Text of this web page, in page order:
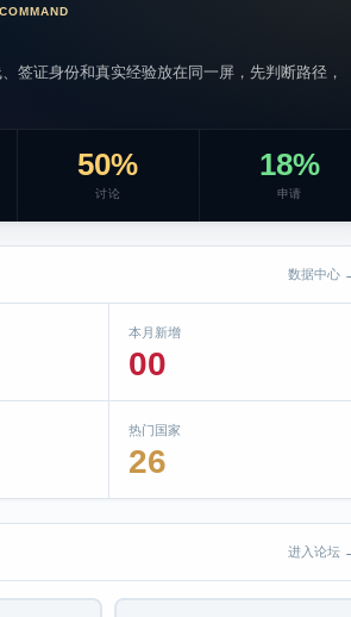
签证身份和真实经验放在同一屏，先判断路径，
50%
讨论
18%
申请
数据中心
本月新增
00
热门国家
26
进入论坛